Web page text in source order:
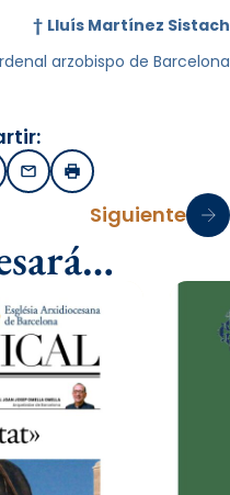
† Lluís Martínez Sistach
arzobispo de Barcelona
EmailImprimir
Siguiente